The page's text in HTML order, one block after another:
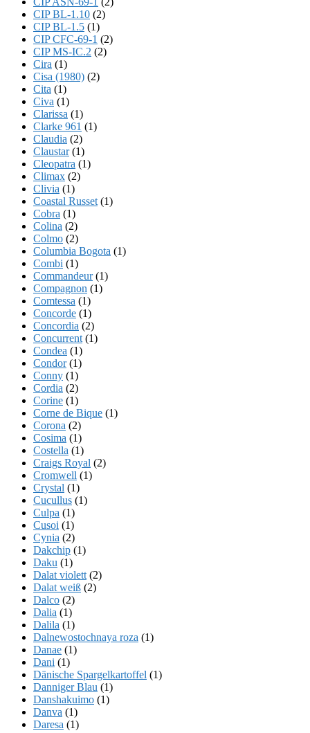
CIP BL-1.10 (2)
CIP BL-1.5 (1)
CIP CFC-69-1 (2)
CIP MS-IC.2 (2)
Cira (1)
Cisa (1980) (2)
Cita (1)
Civa (1)
Clarissa (1)
Clarke 961 (1)
Claudia (2)
Claustar(1)
Cleopatra (1)
Climax (2)
Clivia (1)
Coastal Russet (1)
Cobra (1)
Colina (2)
Colmo (2)
Columbia Bogota (1)
Combi (1)
Commandeur(1)
Compagnon (1)
Comtessa (1)
Concorde (1)
Concordia (2)
Concurrent (1)
Condea (1)
Condor(1)
Conny (1)
Cordia (2)
Corine (1)
Corne de Bique (1)
Corona (2)
Cosima (1)
Costella (1)
Craigs Royal (2)
Cromwell (1)
Crystal (1)
Cucullus (1)
Culpa (1)
Cusoi (1)
Cynia (2)
Dakchip (1)
Daku (1)
Dalat violett (2)
Dalat weiß (2)
Dalco (2)
Dalia (1)
Dalila (1)
Dalnewostochnaya roza (1)
Danae (1)
Dani (1)
Dänische Spargelkartoffel (1)
Danniger Blau (1)
Danshakuimo (1)
Danva (1)
Daresa (1)